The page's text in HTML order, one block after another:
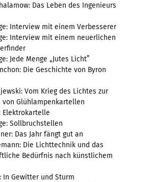
Das Leben des Ingenieurs
Interview mit einem Verbesserer
Interview mit einem neuerlichen
Jede Menge „Jutes Licht”
Die Geschichte von Byron
Vom Krieg des Lichtes zur
von Glühlampenkartellen
Elektrokartelle
Sollbruchstellen
Das Jahr fängt gut an
Die Lichttechnik und das
Bedürfnis nach künstlichem
In Gewitter und Sturm